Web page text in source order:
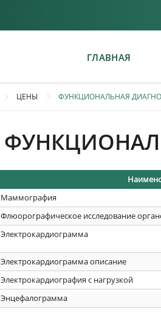
ГЛАВНАЯ
ЦЕНЫ ФУНКЦИОНАЛЬНАЯ
Маммография
Флюорографическое исследование
Электрокардиограмма
Электрокардиограмма описание
Электрокардиография с нагрузкой
Энцефалограмма